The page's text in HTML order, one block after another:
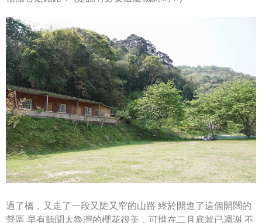
過了橋，又走了一段又陡又窄的山路 終於開進了這個開闊的
營區 早有聽聞太魯灣的櫻花很美，可惜在二月底就已凋謝 不